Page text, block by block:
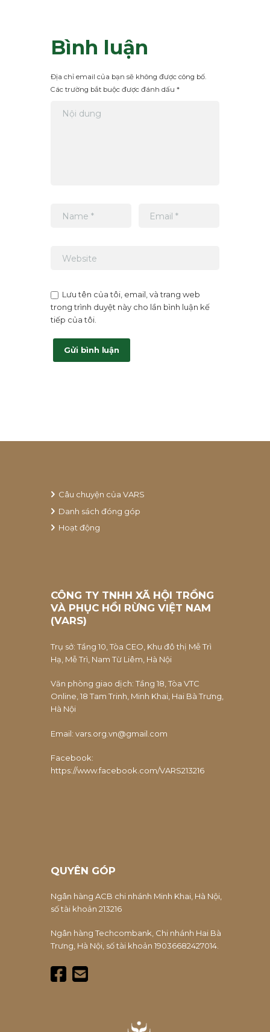
Bình luận
Địa chỉ email của bạn sẽ không được công bố.
Các trường bắt buộc được đánh dấu *
Lưu tên của tôi, email, và trang web
trong trình duyệt này cho lần bình luận kế
tiếp của tôi.
Câu chuyện của VARS
Danh sách đóng góp
Hoạt động
CÔNG TY TNHH XÃ HỘI TRỒNG
VÀ PHỤC HỒI RỪNG VIỆT NAM
(VARS)
Trụ sở: Tầng 10, Tòa CEO, Khu đô thị Mễ Trì
Hạ, Mễ Trì, Nam Từ Liêm, Hà Nội
Văn phòng giao dịch: Tầng 18, Tòa VTC
Online, 18 Tam Trinh, Minh Khai, Hai Bà Trưng,
Hà Nội
Email: vars.org.vn@gmail.com
Facebook:
https://www.facebook.com/VARS213216
QUYÊN GÓP
Ngân hàng ACB chi nhánh Minh Khai, Hà Nội,
số tài khoản 213216
Ngân hàng Techcombank, Chi nhánh Hai Bà
Trưng, Hà Nội, số tài khoản 19036682427014.